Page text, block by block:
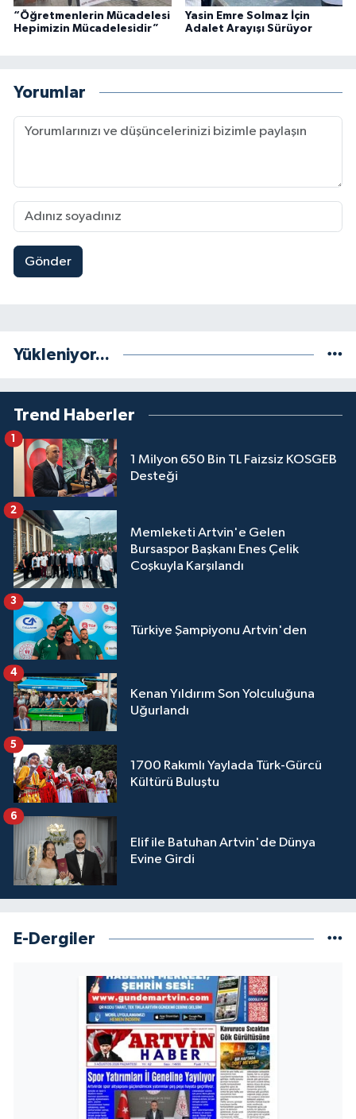
“Öğretmenlerin Mücadelesi
Hepimizin Mücadelesidir”
Yasin Emre Solmaz İçin
Adalet Arayışı Sürüyor
Yorumlar
Gönder
Yükleniyor...
Trend Haberler
1 Milyon 650 Bin TL Faizsiz KOSGEB
Desteği
1
Memleketi Artvin'e Gelen
Bursaspor Başkanı Enes Çelik
Coşkuyla Karşılandı
2
Türkiye Şampiyonu Artvin'den
3
Kenan Yıldırım Son Yolculuğuna
Uğurlandı
4
1700 Rakımlı Yaylada Türk-Gürcü
Kültürü Buluştu
5
Elif ile Batuhan Artvin'de Dünya
Evine Girdi
6
E-Dergiler